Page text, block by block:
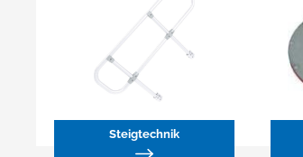
Steigtechnik